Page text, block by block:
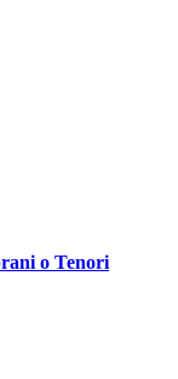
o Tenori